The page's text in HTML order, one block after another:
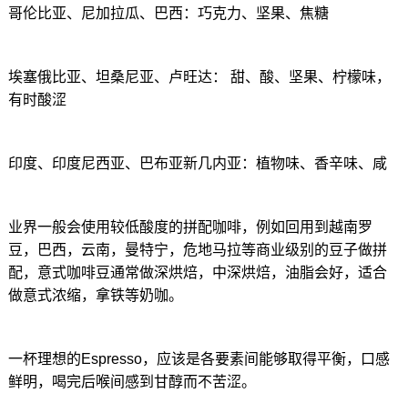
哥伦比亚、尼加拉瓜、巴西：巧克力、坚果、焦糖
埃塞俄比亚、坦桑尼亚、卢旺达： 甜、酸、坚果、柠檬味，
有时酸涩
印度、印度尼西亚、巴布亚新几内亚：植物味、香辛味、咸
业界一般会使用较低酸度的拼配咖啡，例如回用到越南罗
豆，巴西，云南，曼特宁，危地马拉等商业级别的豆子做拼
配，意式咖啡豆通常做深烘焙，中深烘焙，油脂会好，适合
做意式浓缩，拿铁等奶咖。
一杯理想的Espresso，应该是各要素间能够取得平衡，口感
鲜明，喝完后喉间感到甘醇而不苦涩。